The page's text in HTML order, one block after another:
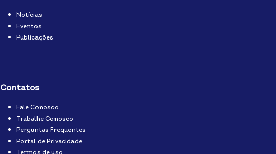
Notícias
Eventos
Publicações
Contatos
Fale Conosco
Trabalhe Conosco
Perguntas Frequentes
Portal de Privacidade